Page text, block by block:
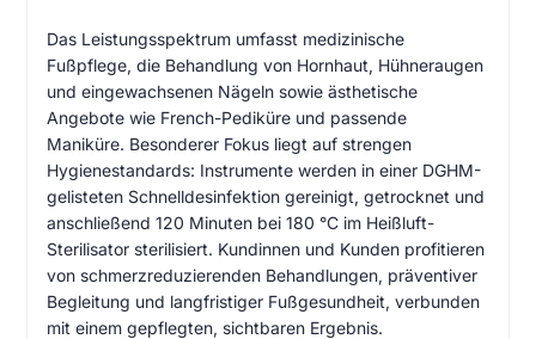
Das Leistungsspektrum umfasst medizinische
Fußpflege, die Behandlung von Hornhaut, Hühneraugen
und eingewachsenen Nägeln sowie ästhetische
Angebote wie French-Pediküre und passende
Maniküre. Besonderer Fokus liegt auf strengen
Hygienestandards: Instrumente werden in einer DGHM-
gelisteten Schnelldesinfektion gereinigt, getrocknet und
anschließend 120 Minuten bei 180 °C im Heißluft-
Sterilisator sterilisiert. Kundinnen und Kunden profitieren
von schmerzreduzierenden Behandlungen, präventiver
Begleitung und langfristiger Fußgesundheit, verbunden
mit einem gepflegten, sichtbaren Ergebnis.